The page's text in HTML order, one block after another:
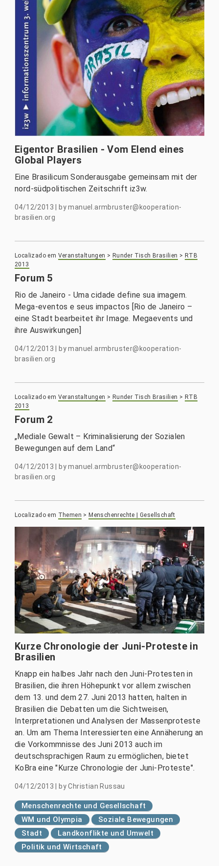
Eigentor Brasilien - Vom Elend eines
Global Players
Eine Brasilicum Sonderausgabe gemeinsam mit der
nord-südpolitischen Zeitschrift iz3w.
04/12/2013|bymanuel.armbruster@kooperation-
brasilien.org
Localizado em Veranstaltungen > Runder Tisch Brasilien > RTB
2013
Forum 5
Rio de Janeiro - Uma cidade define sua imagem.
Mega-eventos e seus impactos [Rio de Janeiro –
eine Stadt bearbeitet ihr Image. Megaevents und
ihre Auswirkungen]
04/12/2013|bymanuel.armbruster@kooperation-
brasilien.org
Localizado em Veranstaltungen > Runder Tisch Brasilien > RTB
2013
Forum 2
„Mediale Gewalt – Kriminalisierung der Sozialen
Bewegungen auf dem Land“
04/12/2013|bymanuel.armbruster@kooperation-
brasilien.org
Localizado em Themen >Menschenrechte | Gesellschaft
Kurze Chronologie der Juni-Proteste in
Brasilien
Knapp ein halbes Jahr nach den Juni-Protesten in
Brasilien, die ihren Höhepunkt vor allem zwischen
dem 13. und dem 27. Juni 2013 hatten, halten in
Brasilien die Debatten um die Sichtweisen,
Interpretationen und Analysen der Massenproteste
an. Um am Thema Interessierten eine Annäherung an
die Vorkommnisse des Juni 2013 auch im
deutschsprachigen Raum zu ermöglichen, bietet
KoBra eine "Kurze Chronologie der Juni-Proteste".
04/12/2013 byChristian Russau
Menschenrechte und Gesellschaft
WM und Olympia
Soziale Bewegungen
Stadt
Landkonflikte und Umwelt
Politik und Wirtschaft